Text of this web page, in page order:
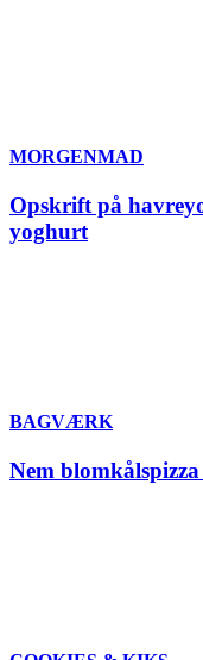
MORGENMAD
Opskrift på
yoghurt
BAGVÆRK
Nem